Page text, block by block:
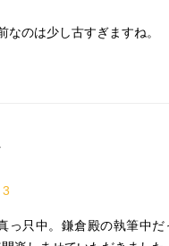
なのは少し古すぎますね。
3
っ只中。鎌倉殿の執筆中